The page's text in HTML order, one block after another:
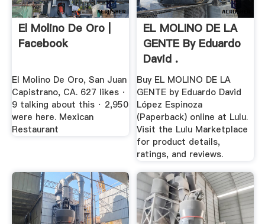
El Molino De Oro |
Facebook
El Molino De Oro, San Juan
Capistrano, CA. 627 likes ·
9 talking about this · 2,950
were here. Mexican
Restaurant
EL MOLINO DE LA
GENTE By Eduardo
David .
Buy EL MOLINO DE LA
GENTE by Eduardo David
López Espinoza
(Paperback) online at Lulu.
Visit the Lulu Marketplace
for product details,
ratings, and reviews.